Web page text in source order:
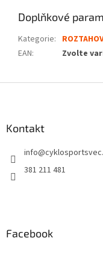
Doplňkové
Kategorie:
EAN: Zvolte
Kontakt
info@
381 211 481
Facebook